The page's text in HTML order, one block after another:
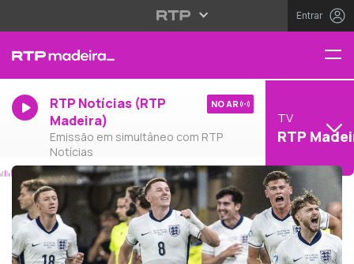
Entrar
RTP Notícias (RTP
Madeira)
Emissão em simultâneo com RTP
Notícias
NO AR
TV
RTP